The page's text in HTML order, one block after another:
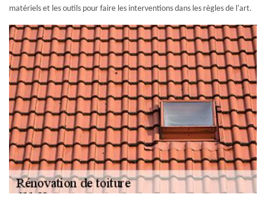
matériels et les outils pour faire les interventions dans les règles de l'art.